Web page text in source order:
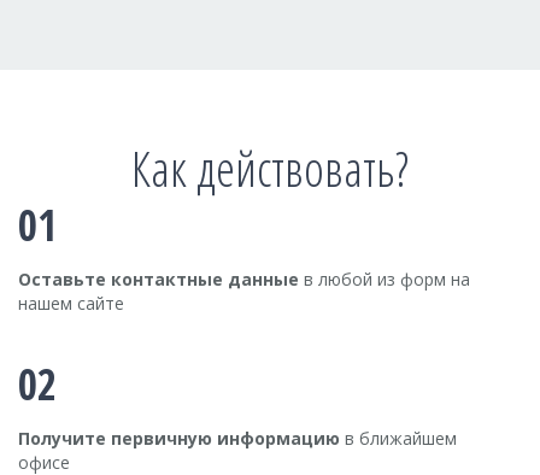
Как действовать?
01
Оставьте контактные данные в любой из форм на
нашем сайте
02
Получите первичную информацию в ближайшем
офисе